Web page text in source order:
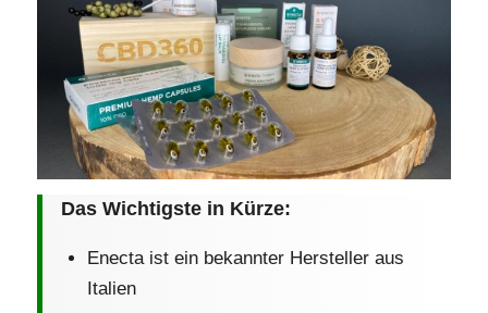
Das Wichtigste in Kürze:
Enecta ist ein bekannter Hersteller aus
Italien